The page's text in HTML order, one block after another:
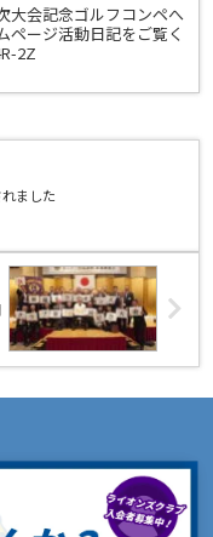
大会記念ゴルフコンペへ
ページ活動日記をご覧く
2Z
ました